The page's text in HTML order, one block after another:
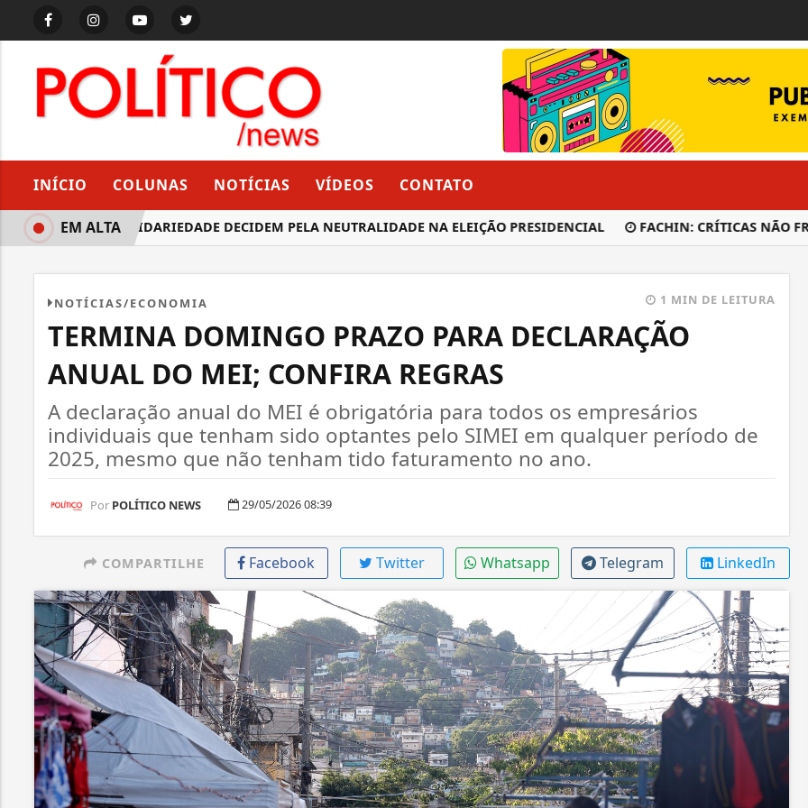
INÍCIO COLUNAS NOTÍCIAS VÍDEOS CONTATO
PRD E SOLIDARIEDADE DECIDEM PELA NEUTRALIDADE NA ELEIÇÃO PRESIDENCIAL FACHIN: CRÍTICAS NÃO
EM ALTA
NOTÍCIAS/ECONOMIA 1 MIN DE LEITURA
TERMINA DOMINGO PRAZO PARA DECLARAÇÃO
ANUAL DO MEI; CONFIRA REGRAS
A declaração anual do MEI é obrigatória para todos os empresários
individuais que tenham sido optantes pelo SIMEI em qualquer período de
2025, mesmo que não tenham tido faturamento no ano.
Por POLÍTICO NEWS 29/05/2026 08:39
COMPARTILHE Facebook Twitter Whatsapp Telegram LinkedIn